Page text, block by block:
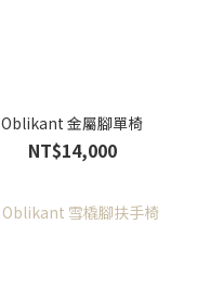
Oblikant 金屬腳單椅
NT$14,000